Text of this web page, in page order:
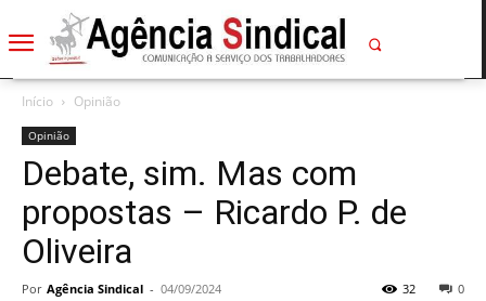
Início Opinião
Opinião
Debate, sim. Mas com
propostas – Ricardo P. de
Oliveira
Por Agência Sindical - 04/09/2024 0
32